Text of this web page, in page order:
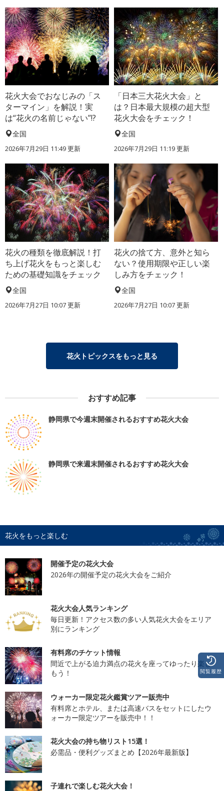
花火大会でおなじみの「ス
ターマイン」を解説！実
は“花火の名前じゃない”!?
全国
2026年7月29日 11:49 更新
「日本三大花火大会」と
は？日本最大規模の超大型
花火大会をチェック！
全国
2026年7月29日 11:19 更新
花火の種類を徹底解説！打
ち上げ花火をもっと楽しむ
ための基礎知識をチェック
全国
2026年7月27日 10:07 更新
花火の捨て方、意外と知ら
ない？使用期限や正しい楽
しみ方をチェック！
全国
2026年7月27日 10:07 更新
花火トピックスをもっと見る
おすすめ記事
静岡県で今週末開催されるおすすめ花火大会
静岡県で来週末開催されるおすすめ花火大会
花火をもっと楽しむ
開催予定の花火大会
2026年の開催予定の花火大会をご紹介
花火大会人気ランキング
毎日更新！アクセス数の多い人気花火大会をエリア
別にランキング
有料席のチケット情報
間近で上がる迫力満点の花火を座ってゆったり楽し
もう！
ウォーカー限定花火鑑賞ツアー販売中
有料席とホテル、または高速バスをセットにしたウ
ォーカー限定ツアーを販売中！！
花火大会の持ち物リスト15選！
必需品・便利グッズまとめ【2026年最新版】
子連れで楽しむ花火大会！
閲覧履歴